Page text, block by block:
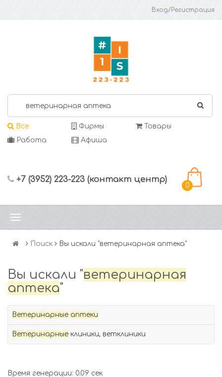
Вход/Регистрация
Все Фирмы
Товары
Работа
Афиша
+7 (3952) 223-223 (контакт центр)
0
Поиск Вы искали "ветеринарная аптека"
Вы искали "ветеринарная
аптека"
Ветеринарные аптеки
Ветеринарные клиники, ветклиники
Время генерации: 0.09 сек